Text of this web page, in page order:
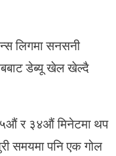
लिगमा सनसनी
डेब्यू खेल खेल्दै
१५औं र ३४औं मिनेटमा थप
समयमा पनि एक गोल